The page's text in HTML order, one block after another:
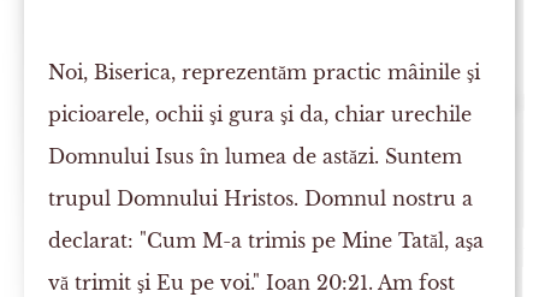
Noi, Biserica, reprezentăm practic mâinile şi
picioarele, ochii şi gura şi da, chiar urechile
Domnului Isus în lumea de astăzi. Suntem
trupul Domnului Hristos. Domnul nostru a
declarat: "Cum M-a trimis pe Mine Tatăl, aşa
vă trimit şi Eu pe voi." Ioan 20:21. Am fost